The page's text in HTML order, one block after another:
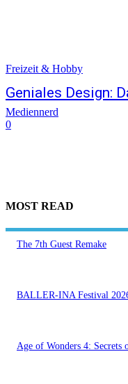
Freizeit & Hobby
Geniales Design:
Mediennerd
0
MOST READ
The 7th Guest Remake
BALLER-INA Festival
Age of Wonders 4: Secrets